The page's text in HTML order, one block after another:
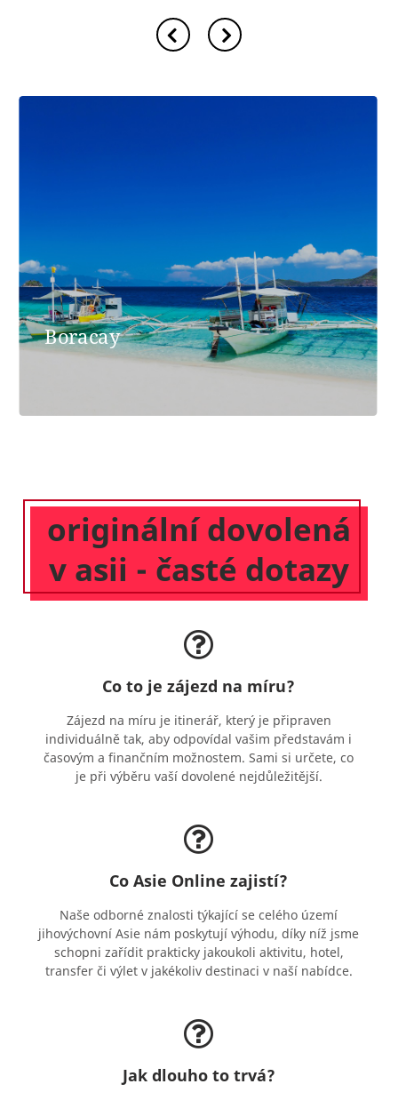
Boracay
originální dovolená
v asii - časté dotazy
Co to je zájezd na míru?
Zájezd na míru je itinerář, který je připraven
individuálně tak, aby odpovídal vašim představám i
časovým a finančním možnostem. Sami si určete, co
je při výběru vaší dovolené nejdůležitější.
Co Asie Online zajistí?
Naše odborné znalosti týkající se celého území
jihovýchovní Asie nám poskytují výhodu, díky níž jsme
schopni zařídit prakticky jakoukoli aktivitu, hotel,
transfer či výlet v jakékoliv destinaci v naší nabídce.
Jak dlouho to trvá?